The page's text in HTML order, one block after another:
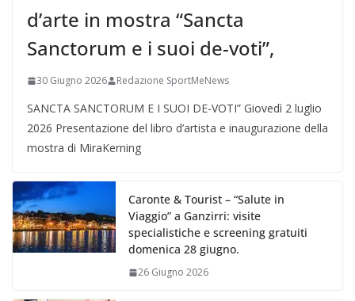
d’arte in mostra “Sancta
Sanctorum e i suoi de-voti”,
30 Giugno 2026 Redazione SportMeNews
SANCTA SANCTORUM E I SUOI DE-VOTI” Giovedì 2 luglio
2026 Presentazione del libro d’artista e inaugurazione della
mostra di MiraKerning
Caronte & Tourist – “Salute in
Viaggio” a Ganzirri: visite
specialistiche e screening gratuiti
domenica 28 giugno.
26 Giugno 2026